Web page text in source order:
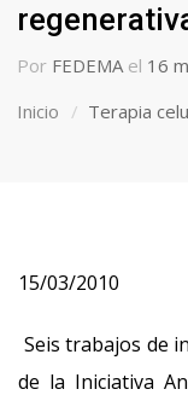
Por FEDEMA el 16
Inicio
Terapia
15/03/2010
Seis trabajos de
de la Iniciativa